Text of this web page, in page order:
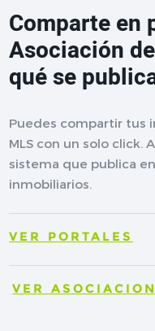
Comparte en
Asociación
qué se
Puedes compartir tus
MLS con un solo click.
sistema que publica
inmobiliarios.
VER PORTALES
VER